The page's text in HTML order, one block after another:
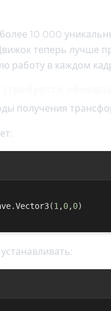
более 10 000
теперь лучше
работу в каждом
получения
.Vector3(1 ,0,0)